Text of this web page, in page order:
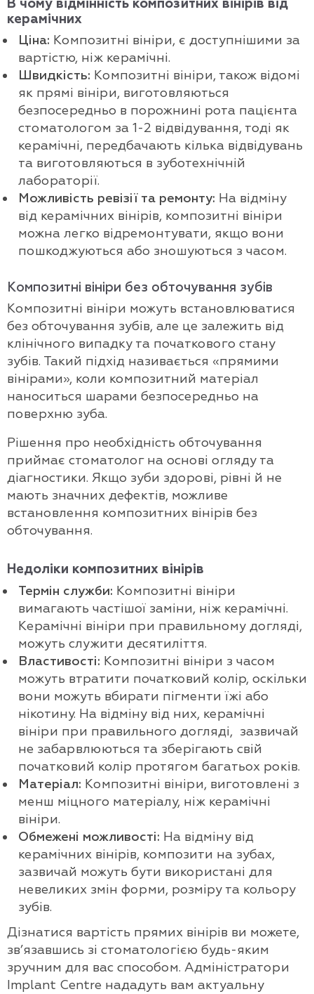
керамічних
Ціна: Композитні вініри, є доступнішими за
вартістю, ніж керамічні.
Швидкість: Композитні вініри, також відомі
як прямі вініри, виготовляються
безпосередньо в порожнині рота пацієнта
стоматологом за 1-2 відвідування, тоді як
керамічні, передбачають кілька відвідувань
та виготовляються в зуботехнічній
лабораторії.
Можливість ревізії та ремонту: На відміну
від керамічних вінірів, композитні вініри
можна легко відремонтувати, якщо вони
пошкоджуються або зношуються з часом.
Композитні вініри без обточування зубів
Композитні вініри можуть встановлюватися
без обточування зубів, але це залежить від
клінічного випадку та початкового стану
зубів. Такий підхід називається «прямими
вінірами», коли композитний матеріал
наноситься шарами безпосередньо на
поверхню зуба.
Рішення про необхідність обточування
приймає стоматолог на основі огляду та
діагностики. Якщо зуби здорові, рівні й не
мають значних дефектів, можливе
встановлення композитних вінірів без
обточування.
Недоліки композитних вінірів
Термін служби: Композитні вініри
вимагають частішої заміни, ніж керамічні.
Керамічні вініри при правильному догляді,
можуть служити десятиліття.
Властивості: Композитні вініри з часом
можуть втратити початковий колір, оскільки
вони можуть вбирати пігменти їжі або
нікотину. На відміну від них, керамічні
вініри при правильного догляді, зазвичай
не забарвлюються та зберігають свій
початковий колір протягом багатьох років.
Матеріал: Композитні вініри, виготовлені з
менш міцного матеріалу, ніж керамічні
вініри.
Обмежені можливості: На відміну від
керамічних вінірів, композити на зубах,
зазвичай можуть бути використані для
невеликих змін форми, розміру та кольору
зубів.
Дізнатися вартість прямих вінірів ви можете,
зв’язавшись зі стоматологією будь-яким
зручним для вас способом. Адміністратори
Implant Centre нададуть вам актуальну